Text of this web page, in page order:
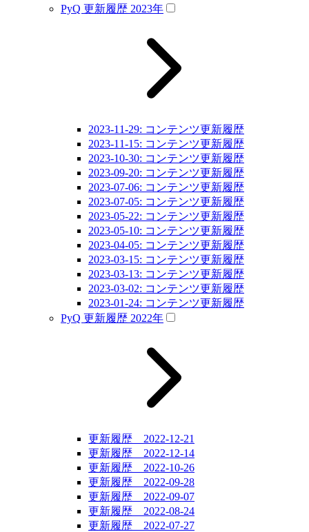
PyQ 更新履歴 2023年
2023-11-29: コンテンツ更新履歴
2023-11-15: コンテンツ更新履歴
2023-10-30: コンテンツ更新履歴
2023-09-20: コンテンツ更新履歴
2023-07-06: コンテンツ更新履歴
2023-07-05: コンテンツ更新履歴
2023-05-22: コンテンツ更新履歴
2023-05-10: コンテンツ更新履歴
2023-04-05: コンテンツ更新履歴
2023-03-15: コンテンツ更新履歴
2023-03-13: コンテンツ更新履歴
2023-03-02: コンテンツ更新履歴
2023-01-24: コンテンツ更新履歴
PyQ 更新履歴 2022年
更新履歴 2022-12-21
更新履歴 2022-12-14
更新履歴 2022-10-26
更新履歴 2022-09-28
更新履歴 2022-09-07
更新履歴 2022-08-24
更新履歴 2022-07-27